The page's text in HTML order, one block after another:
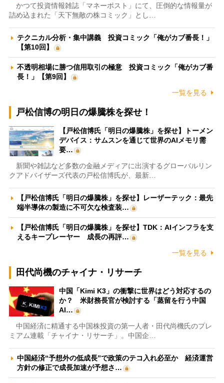
かつて投資情報雑誌「マネーポスト」にて、圧倒的な情報量が
詰め込まれた「天下無敵の株コミック」とし…
テクニカル分析・集中講義 投資コミック「俺がカブ番長！」
【第10回】
不透明相場に勝つ信用取引の極意 投資コミック「俺がカブ番
長！」【第9回】
一覧を見る
戸松信博の明日の爆騰株を探せ！
【戸松信博氏「明日の爆騰株」を探せ】トーメン
デバイス：サムスンを通じて世界のAIメモリ需
要…
新聞や雑誌など多数の金融メディアに出演するグローバルリン
クアドバイザーズ代表の戸松信博氏が、最新…
【戸松信博氏「明日の爆騰株」を探せ】レーザーテック：最先
端半導体の製造に不可欠な検査装…
【戸松信博氏「明日の爆騰株」を探せ】TDK：AIインフラを支
えるキープレーヤー 成長の再評…
一覧を見る
田代尚機のチャイナ・リサーチ
中国「Kimi K3」の衝撃に世界はどう対応するの
か？ 米財務長官が検討する「蒸留を行う中国
AI…
中国経済に精通する中国株投資の第一人者・田代尚機氏のプレ
ミアム連載「チャイナ・リサーチ」。中国企…
中国経済“予想外の低成長”で政策のテコ入れ必至か 経済運営
方針の修正で成長加速が予想さ…